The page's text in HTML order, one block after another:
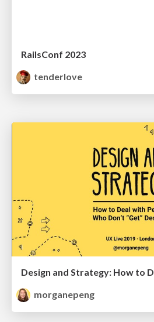
RailsConf 2023
tenderlove
morganepeng